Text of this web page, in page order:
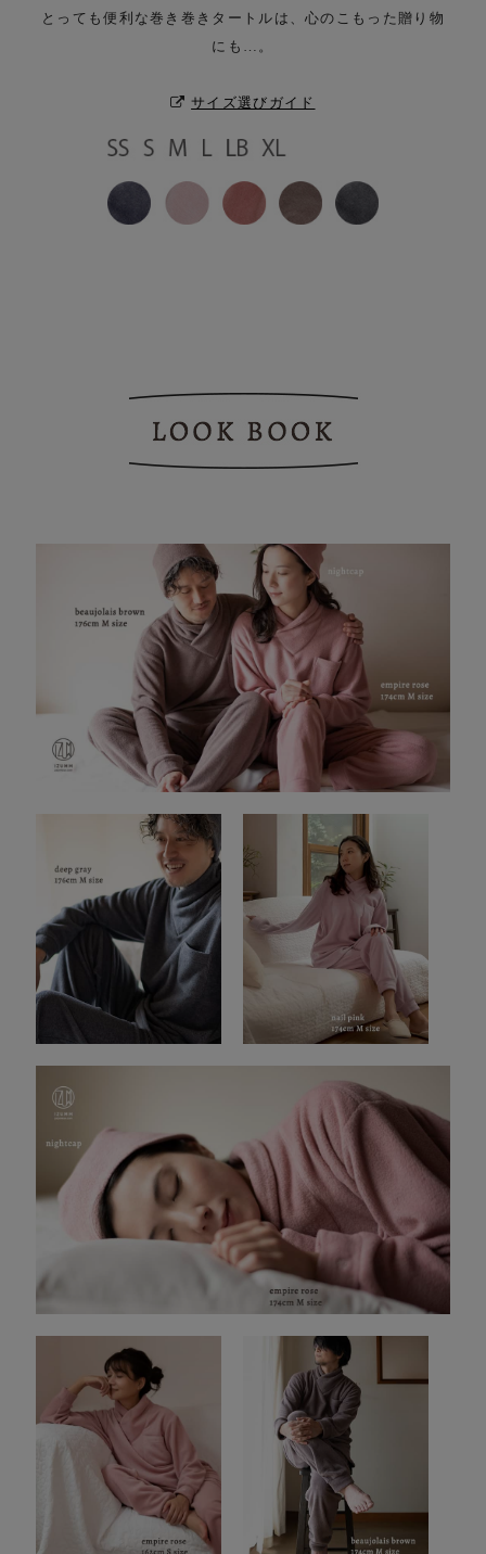
とっても便利な巻き巻きタートルは、心のこもった贈り物
にも…。
サイズ選びガイド